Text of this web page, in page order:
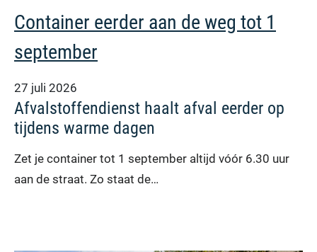
Container eerder aan de weg tot 1
september
27 juli 2026
Afvalstoffendienst haalt afval eerder op
tijdens warme dagen
Zet je container tot 1 september altijd vóór 6.30 uur
aan de straat. Zo staat de…